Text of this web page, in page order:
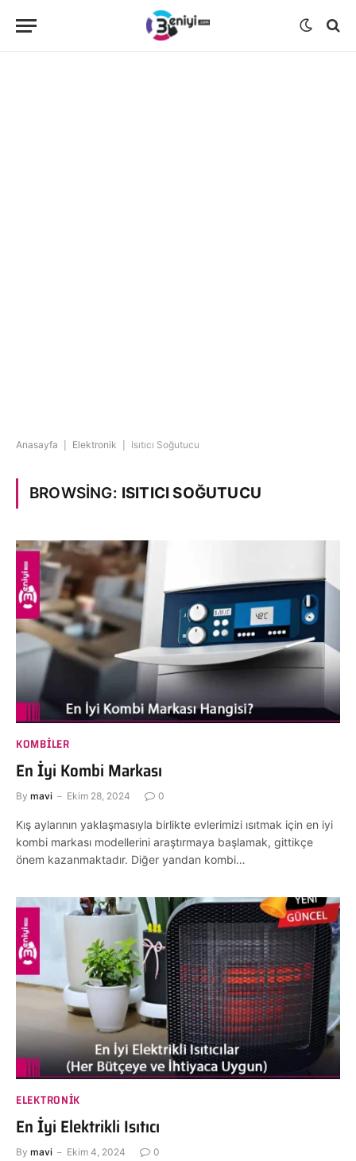
Anasayfa Elektronik Isıtıcı Soğutucu
BROWSING: ISITICI SOĞUTUCU
KOMBILER
En İyi Kombi Markası
By mavi Ekim 28, 2024 0
Kış aylarının yaklaşmasıyla birlikte evlerimizi ısıtmak için en iyi
kombi markası modellerini araştırmaya başlamak, gittikçe
önem kazanmaktadır. Diğer yandan kombi…
ELEKTRONIK
En İyi Elektrikli Isıtıcı
By mavi Ekim 4, 2024 0